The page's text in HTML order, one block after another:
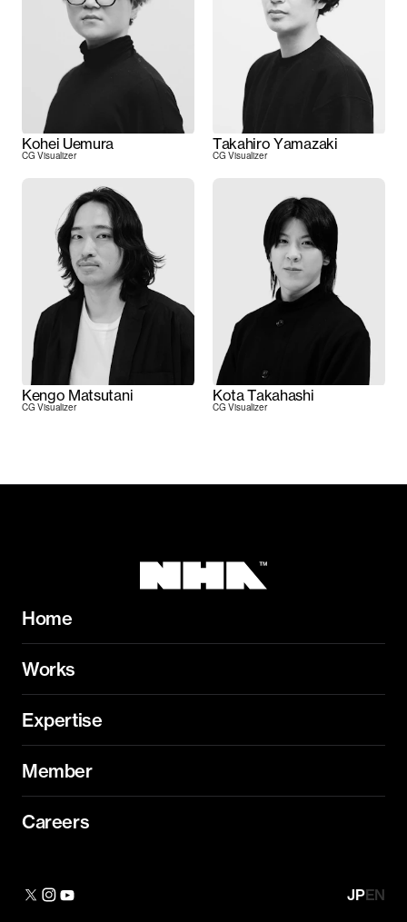
Kohei Uemura
CG Visualizer
Takahiro Yamazaki
CG Visualizer
Kengo Matsutani
CG Visualizer
Kota Takahashi
CG Visualizer
Home
Works
Expertise
Member
Careers
JPEN